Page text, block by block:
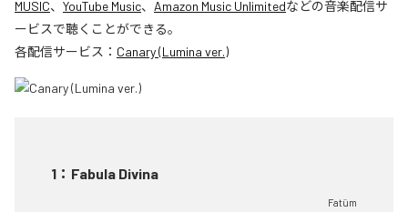
MUSIC、 YouTube Music、 Amazon Music Unlimitedなどの音楽配信サ
ービスで聴くことができる。
各配信サービス： Canary (Lumina ver.)
1 ： Fabula Divina
Fatüm